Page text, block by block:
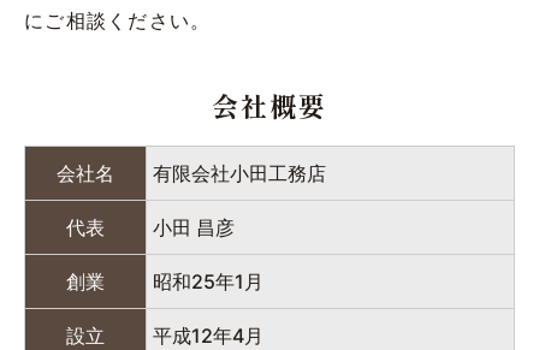
にご相談ください。
会社概要
会社名 有限会社小田工務店
代表 小田 昌彦
創業 昭和25年1月
設立 平成12年4月